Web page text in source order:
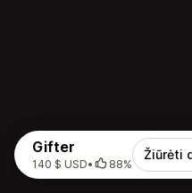
Gifter
140 $ USD• 88%
Žiūrėti